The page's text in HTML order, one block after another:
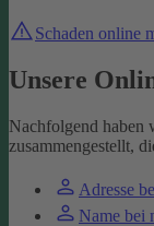
Schaden online
Unsere
Nachfolgend haben
zusammengestellt,
Adresse
Name bei